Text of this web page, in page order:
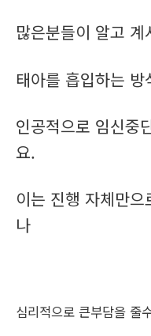
많은분들이 알고 계
태아를 흡입하는
인공적으로 임신중
요.
이는 진행 자체만
나
심리적으로 큰부담을 줄